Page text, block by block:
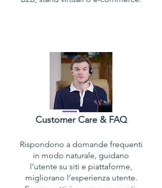
Customer Care & FAQ
Rispondono a domande frequenti
in modo naturale, guidano
l’utente su siti e piattaforme,
migliorano l’esperienza utente.